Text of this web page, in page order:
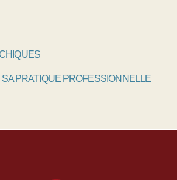
PRATIQUE PROFESSIONNELLE